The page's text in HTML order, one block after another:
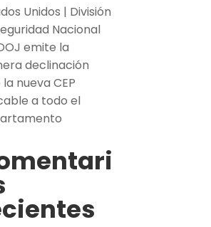
Unidos | División
Nacional
emite la
declinación
nueva CEP
a todo el